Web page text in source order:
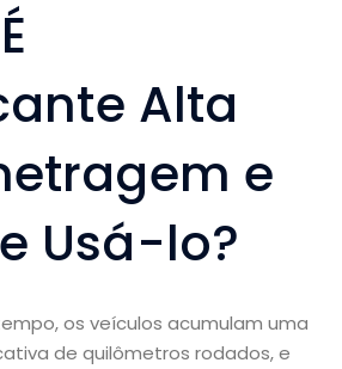
Alta
e
Usá-lo?
os veículos acumulam uma
de quilômetros rodados, e